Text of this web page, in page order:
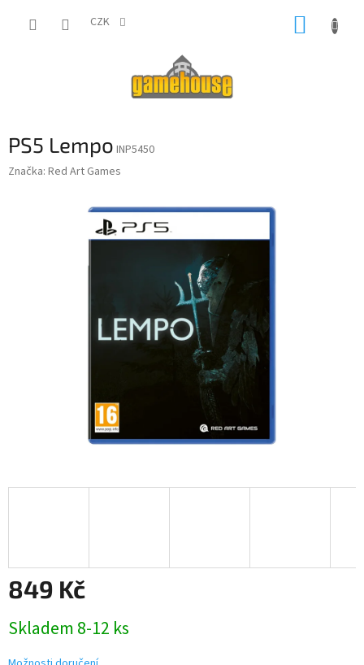
CZK
PS5 Lempo INP5450
Značka: Red Art Games
849 Kč
cena:
Skladem 8-12 ks